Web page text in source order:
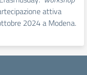
attiva
2024 a Modena.